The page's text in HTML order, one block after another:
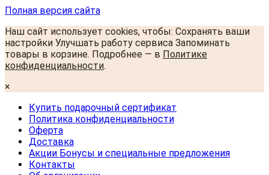
Полная версия сайта
Наш сайт использует cookies, чтобы: Сохранять ваши
настройки Улучшать работу сервиса Запоминать
товары в корзине. Подробнее — в Политике
конфиденциальности.
×
Купить подарочный сертификат
Политика конфиденциальности
Оферта
Доставка
Акции Бонусы и специальные предложения
Контакты